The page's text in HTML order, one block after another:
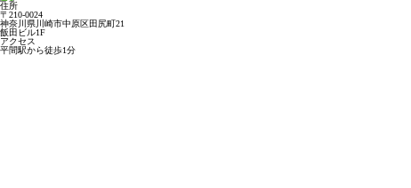
住所
〒210-0024
神奈川県川崎市中原区田尻町21
飯田ビル1F
アクセス
平間駅から徒歩1分